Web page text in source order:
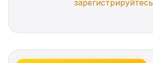
зарегистрируйтесь